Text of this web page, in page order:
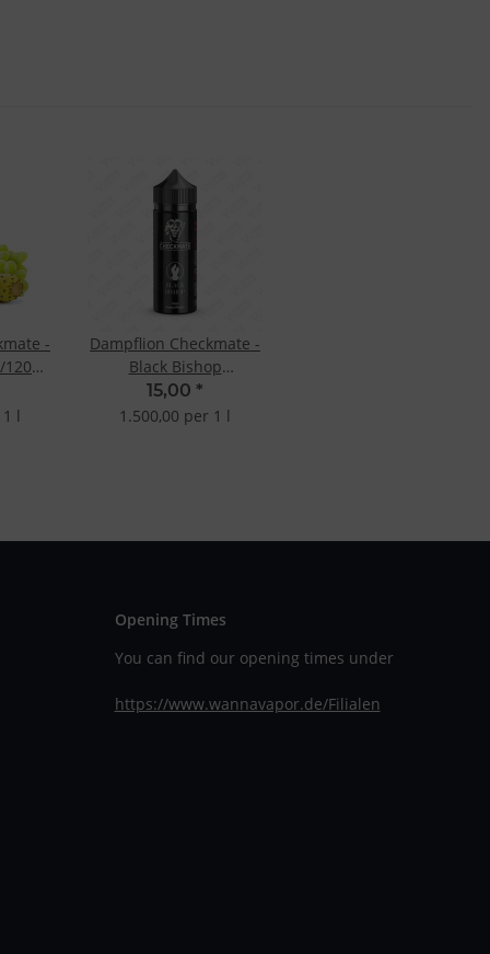
-
l
Dampflion Checkmate -
Black Bishop
10ml/120ml
LongfillAroma
15,00 *
1.500,00 per 1 l
Opening Times
You can find our opening times under
https://www.wannavapor.de/Filialen